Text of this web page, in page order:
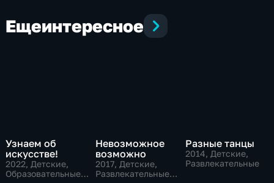
Ещеинтересное
Узнаем об
искусстве!
2022, Детские,
Образовательные,
Невозможное
возможно
2017, Детские,
Развлекательные,
Разные танцы
2014, Детские,
Развлекательные